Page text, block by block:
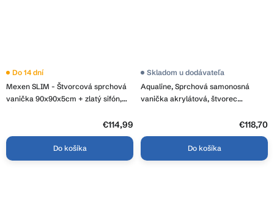
Mexen SLIM - Štvorcová sprchová
vanička 90x90x5cm + zlatý sifón,
Do 14 dní
€114,99
Do košíka
Aqualine, Sprchová samonosná
vanička akrylátová, štvorec
Skladom u dodávateľa
€118,70
Do košíka